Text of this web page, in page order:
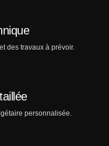
des travaux à prévoir.
personnalisée.